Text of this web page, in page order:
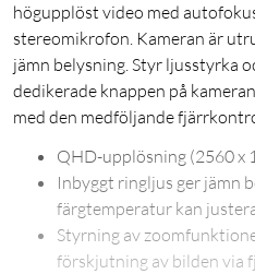
högupplöst video med
stereomikrofon. Kameran är
jämn belysning. Styr ljusstyrka
dedikerade knappen på
med den medföljande
QHD-upplösning (2560 x
Inbyggt ringljus ger jämn
färgtemperatur kan
Styrning av
förskjutning av bilden via